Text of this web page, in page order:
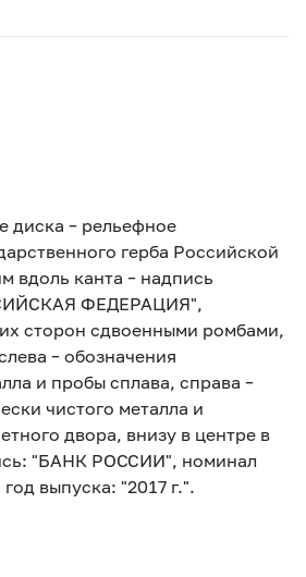
диска – рельефное
герба Российской
вдоль канта – надпись
ФЕДЕРАЦИЯ",
сторон сдвоенными ромбами,
– обозначения
и пробы сплава, справа –
чистого металла и
двора, внизу в центре в
"БАНК РОССИИ", номинал
выпуска: "2017 г.".